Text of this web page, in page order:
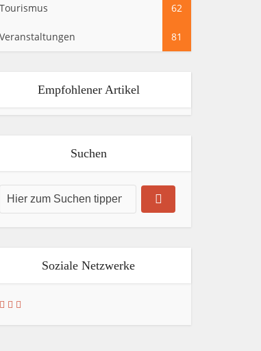
Tourismus 62
Veranstaltungen 81
Empfohlener Artikel
Suchen
Soziale Netzwerke